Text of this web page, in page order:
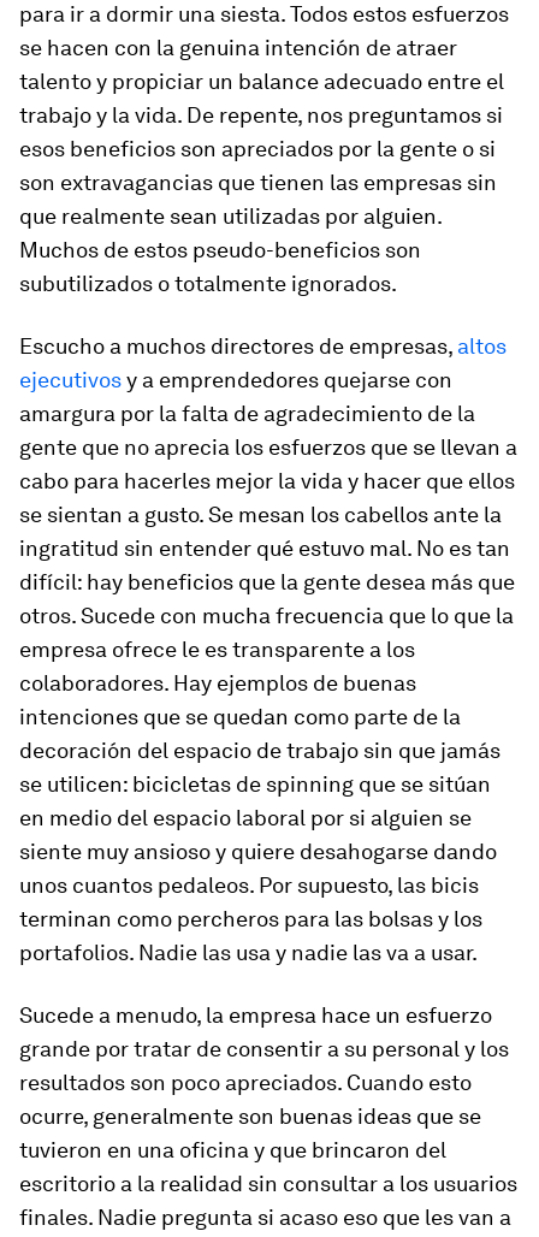
para ir a dormir una siesta. Todos estos esfuerzos
se hacen con la genuina intención de atraer
talento y propiciar un balance adecuado entre el
trabajo y la vida. De repente, nos preguntamos si
esos beneficios son apreciados por la gente o si
son extravagancias que tienen las empresas sin
que realmente sean utilizadas por alguien.
Muchos de estos pseudo-beneficios son
subutilizados o totalmente ignorados.
Escucho a muchos directores de empresas, altos
ejecutivosy a emprendedores quejarse con
amargura por la falta de agradecimiento de la
gente que no aprecia los esfuerzos que se llevan a
cabo para hacerles mejor la vida y hacer que ellos
se sientan a gusto. Se mesan los cabellos ante la
ingratitud sin entender qué estuvo mal. No es tan
difícil: hay beneficios que la gente desea más que
otros. Sucede con mucha frecuencia que lo que la
empresa ofrece le es transparente a los
colaboradores. Hay ejemplos de buenas
intenciones que se quedan como parte de la
decoración del espacio de trabajo sin que jamás
se utilicen: bicicletas de spinning que se sitúan
en medio del espacio laboral por si alguien se
siente muy ansioso y quiere desahogarse dando
unos cuantos pedaleos. Por supuesto, las bicis
terminan como percheros para las bolsas y los
portafolios. Nadie las usa y nadie las va a usar.
Sucede a menudo, la empresa hace un esfuerzo
grande por tratar de consentir a su personal y los
resultados son poco apreciados. Cuando esto
ocurre, generalmente son buenas ideas que se
tuvieron en una oficina y que brincaron del
escritorio a la realidad sin consultar a los usuarios
finales. Nadie pregunta si acaso eso que les van a